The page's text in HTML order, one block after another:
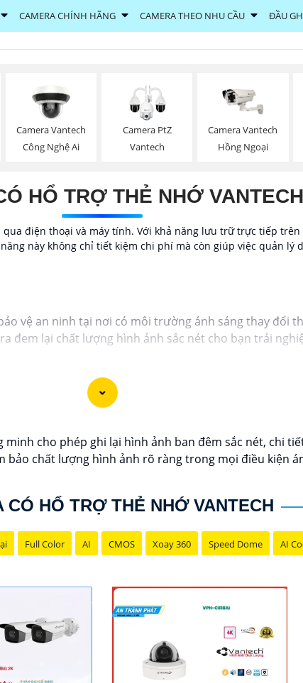
CAMERA CHÍNH HÃNG CAMERA THEO NHU CẦU ĐẦU
Camera Vantech
Công Nghệ Ai
Camera PtZ
Vantech
Camera Vantech
Hồng Ngoại
HỔ TRỢ THẺ NHỚ VANTECH
điện thoại và máy tính. Với khả năng lưu trữ trực tiếp
này không chỉ tiết kiệm chi phí mà còn giúp việc quản
vệ an ninh tại nơi có môi trường ánh sáng thay đổi
đem lại chất lượng hình ảnh sắc nét cho bạn trải
cho phép ghi lại hình ảnh ban đêm sắc nét, chi
bảo chất lượng hình ảnh rõ ràng trong mọi điều kiện
CÓ HỔ TRỢ THẺ NHỚ VANTECH
Full Color AI CMOS Xoay 360 Speed Dome AI